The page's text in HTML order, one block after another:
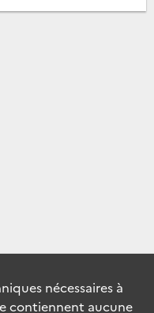
nécessaires à
contiennent aucune